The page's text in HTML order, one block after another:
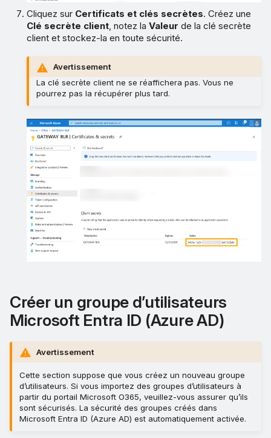
Cliquez sur Certificats et clés secrètes. Créez une
Clé secrète client , notez laValeur de la clé secrète
client et stockez-la en toute sécurité.
Avertissement
La clé secrète client ne se réaffichera pas. Vous ne
pourrez pas la récupérer plus tard.
Créer un groupe d’utilisateurs
Microsoft Entra ID (Azure AD)
Avertissement
Cette section suppose que vous créez un nouveau groupe
d’utilisateurs. Si vous importez des groupes d’utilisateurs à
partir du portail Microsoft O365, veuillez-vous assurer qu’ils
sont sécurisés. La sécurité des groupes créés dans
Microsoft Entra ID (Azure AD) est automatiquement activée.